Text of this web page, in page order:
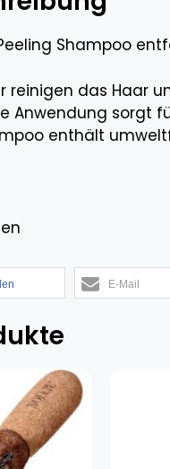
Shampoo
reinigen das Haar
Anwendung sorgt
enthält
E-Mail